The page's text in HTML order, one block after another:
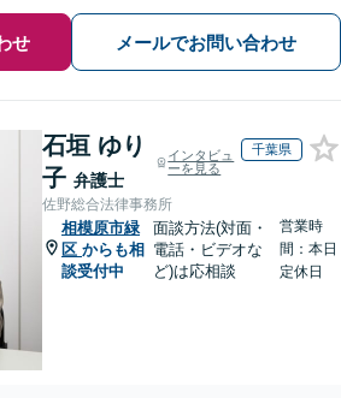
せ メールでお問い合わせ
石垣 ゆり
子 弁護士
インタビュ
ーを見る
千葉県
佐野総合法律事務所
相模原市緑
区 からも相
談受付中
面談方法(対面・
電話・ビデオな
ど)は応相談
営業時
間：本日
定休日